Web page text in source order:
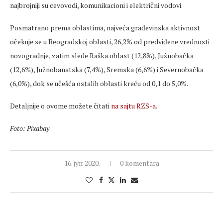
najbrojniji su cevovodi, komunikacioni i električni vodovi.
Posmatrano prema oblastima, najveća građevinska aktivnost
očekuje se u Beogradskoj oblasti, 26,2% od predviđene vrednosti
novogradnje, zatim slede Raška oblast (12,8%), Južnobačka
(12,6%), Južnobanatska (7,4%), Sremska (6,6%) i Severnobačka
(6,0%), dok se učešća ostalih oblasti kreću od 0,1 do 5,0%.
Detaljnije o ovome možete čitati na sajtu RZS-a.
Foto: Pixabay
16. јун 2020. 0 komentara